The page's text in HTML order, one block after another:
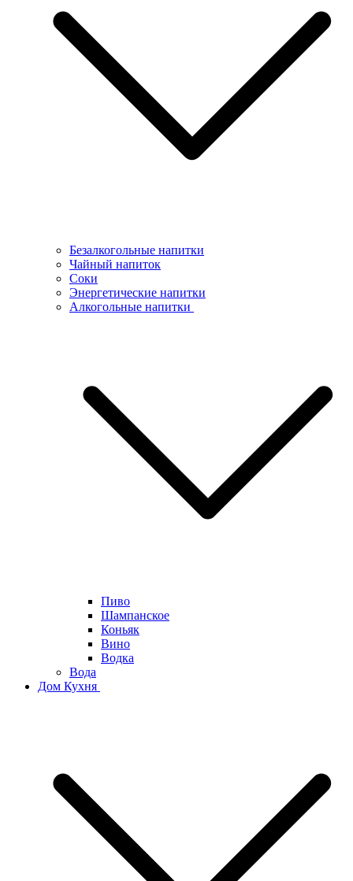
Безалкогольные напитки
Чайный напиток
Соки
Энергетические напитки
Алкогольные напитки
Пиво
Шампанское
Коньяк
Вино
Водка
Вода
Дом Кухня